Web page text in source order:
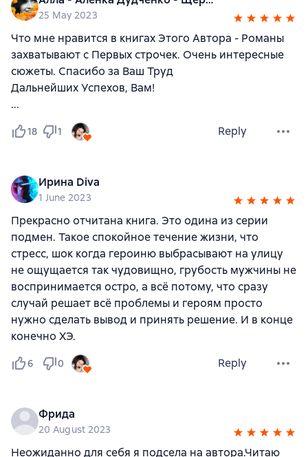
25 May 2023
Что мне нравится в книгах Этого Автора - Романы
захватывают с Первых строчек. Очень интересные
сюжеты. Спасибо за Ваш Труд
Дальнейших Успехов, Вам!
...
18 1 Reply
Ирина Divа
1 June 2023
Прекрасно отчитана книга. Это одина из серии
подмен. Такое спокойное течение жизни, что
стресс, шок когда героиню выбрасывают на улицу
не ощущается так чудовищно, грубость мужчины не
воспринимается остро, а всё потому, что сразу
случай решает всё проблемы и героям просто
нужно сделать вывод и принять решение. И в конце
конечно ХЭ.
6 0 Reply
Фрида
20 August 2023
Неожиданно для себя я подсела на автора.Читаю